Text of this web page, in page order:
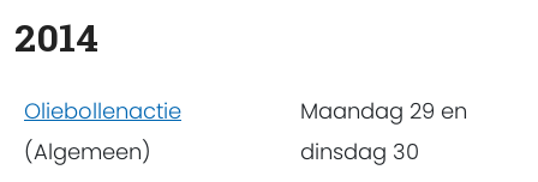
2014
Oliebollenactie
(Algemeen)
Maandag 29 en
dinsdag 30